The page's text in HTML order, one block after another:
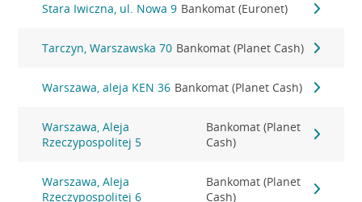
Stara Iwiczna, ul. Nowa 9 Bankomat (Euronet)
Tarczyn, Warszawska 70 Bankomat (Planet Cash)
Warszawa, aleja KEN 36 Bankomat (Planet Cash)
Warszawa, Aleja
Rzeczypospolitej 5
Bankomat (Planet
Cash)
Warszawa, Aleja
Rzeczypospolitej 6
Bankomat (Planet
Cash)